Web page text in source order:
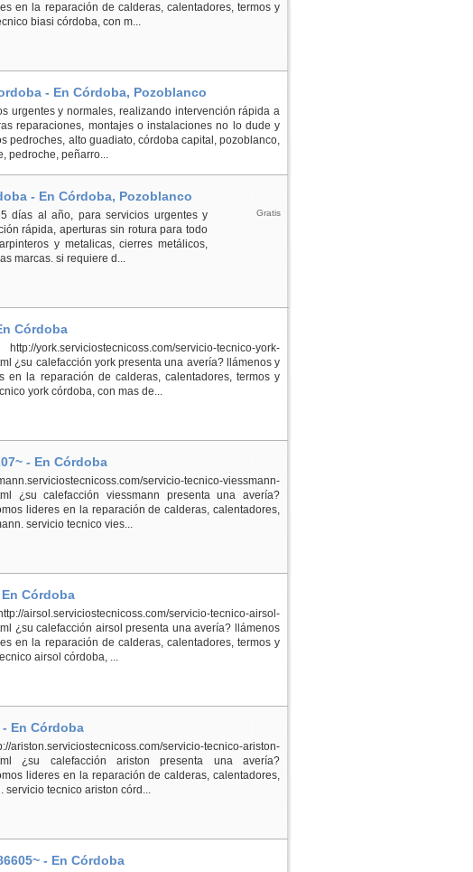
en la reparación de calderas, calentadores, termos y
biasi córdoba, con m...
- En Córdoba, Pozoblanco
urgentes y normales, realizando intervención rápida a
reparaciones, montajes o instalaciones no lo dude y
pedroches, alto guadiato, córdoba capital, pozoblanco,
pedroche, peñarro...
- En Córdoba, Pozoblanco
días al año, para servicios urgentes y
rápida, aperturas sin rotura para todo
y metalicas, cierres metálicos,
marcas. si requiere d...
Gratis
Córdoba
servicio-tecnico-york-
¿su calefacción york presenta una avería? llámenos y
en la reparación de calderas, calentadores, termos y
york córdoba, con mas de...
- En Córdoba
servicio-tecnico-viessmann-
¿su calefacción viessmann presenta una avería?
lideres en la reparación de calderas, calentadores,
servicio tecnico vies...
Córdoba
servicio-tecnico-airsol-
¿su calefacción airsol presenta una avería? llámenos
en la reparación de calderas, calentadores, termos y
airsol córdoba, ...
En Córdoba
servicio-tecnico-ariston-
¿su calefacción ariston presenta una avería?
lideres en la reparación de calderas, calentadores,
servicio tecnico ariston córd...
- En Córdoba